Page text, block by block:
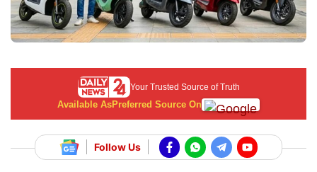
Your Trusted Source of Truth
Available AsPreferred Source On
Follow Us